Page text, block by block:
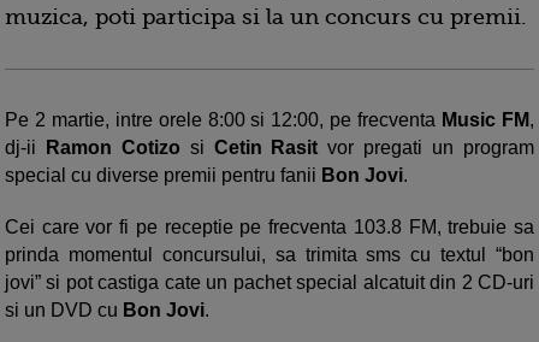
muzica, poti participa si la un concurs cu premii.
Pe 2 martie, intre orele 8:00 si 12:00, pe frecventa Music FM,
dj-ii
Ramon Cotizo si Cetin Rasit vor pregati un program
special cu diverse premii pentru fanii Bon Jovi.
Cei care vor fi pe receptie pe frecventa 103.8 FM, trebuie sa
prinda momentul concursului, sa trimita sms cu textul “bon
jovi” si pot castiga cate un pachet special alcatuit din 2 CD-uri
si un DVD cu Bon Jovi.